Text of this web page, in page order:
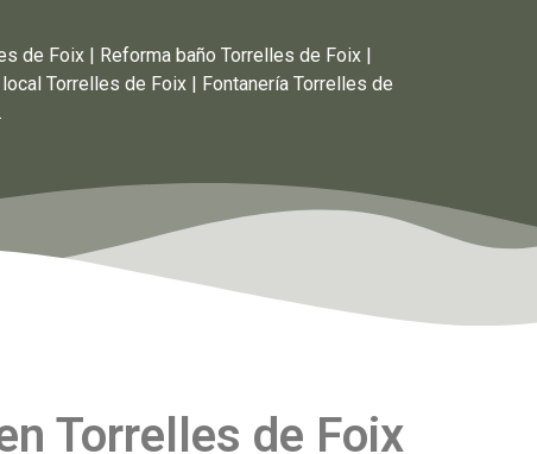
de Foix | Reforma baño Torrelles de Foix |
Torrelles de Foix | Fontanería Torrelles de
Torrelles de Foix